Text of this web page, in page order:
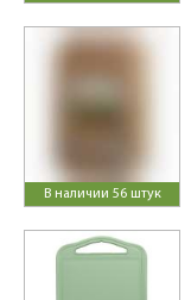
В наличии 56 штук